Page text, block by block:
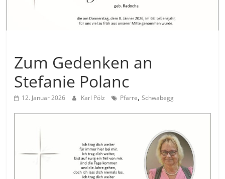
Zum Gedenken an
Stefanie Polanc
12. Januar 2026 Karl Pölz Pfarre,Schwabegg